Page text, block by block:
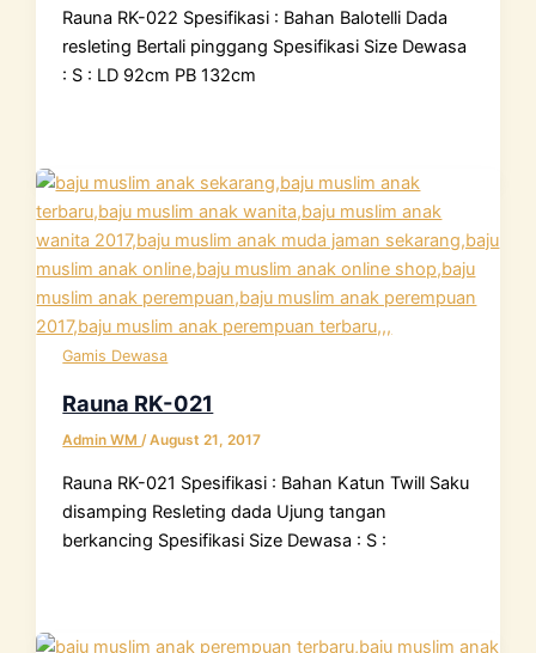
Rauna RK-022 Spesifikasi : Bahan Balotelli Dada
resleting Bertali pinggang Spesifikasi Size Dewasa
: S : LD 92cm PB 132cm
Gamis Dewasa
Rauna RK-021
Admin WM/August 21, 2017
Rauna RK-021 Spesifikasi : Bahan Katun Twill Saku
disamping Resleting dada Ujung tangan
berkancing Spesifikasi Size Dewasa : S :